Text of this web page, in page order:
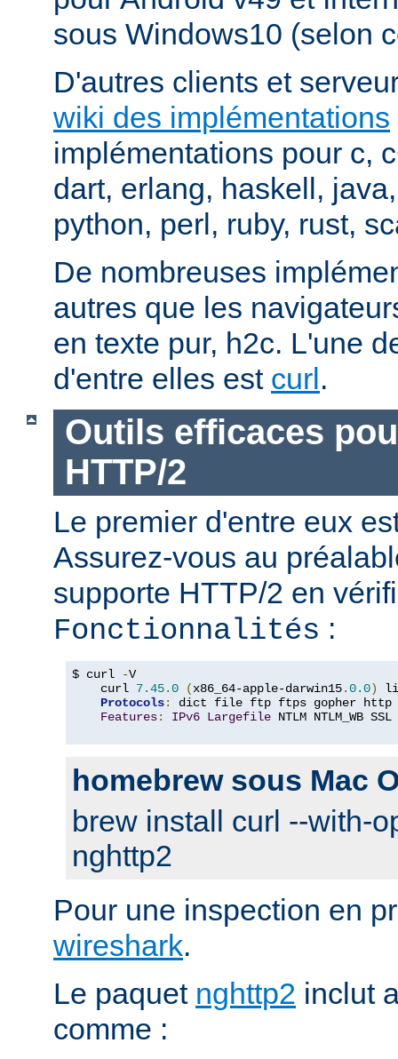
sous Windows10 (selon
D'autres clients et
wiki des implémentations
implémentations pour c,
dart, erlang, haskell,
python, perl, ruby, rust,
De nombreuses
autres que les
en texte pur, h2c. L'une
d'entre elles est curl.
Outils efficaces
HTTP/2
Le premier d'entre eux
Assurez-vous au
supporte HTTP/2 en
Fonctionnalités :
$ curl -V
    curl
7.45.0 (x86_64-apple-darwin15.0.0)
Protocols:
dict file ftp ftps gopher http
Features: IPv6 Largefile NTLM NTLM_WB
homebrew sous Mac
brew install curl --with-
nghttp2
Pour une inspection en
wireshark.
Le paquet nghttp2 inclut
comme :